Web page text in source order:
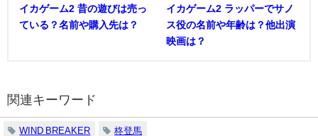
イカゲーム2 昔の遊びは売っ
ている？名前や購入先は？
イカゲーム2 ラッパーでサノ
ス役の名前や年齢は？他出演
映画は？
関連キーワード
WIND BREAKER 柊登馬